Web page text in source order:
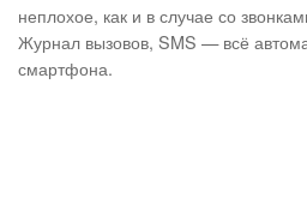
неплохое, как и в случае со
Журнал вызовов, SMS — всё
смартфона.